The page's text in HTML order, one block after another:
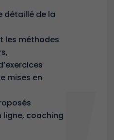
détaillé de la
les méthodes
mises en
ligne, coaching